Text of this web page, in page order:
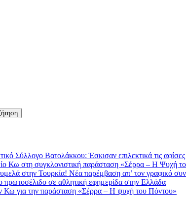
Σύλλογο Βατολάκκου: Έσκισαν επιλεκτικά τις
Κω στη συγκλονιστική παράσταση «Σέρρα – Η Ψυχή
στην Τουρκία! Νέα παρέμβαση απ’ τον γραφικό
πρωτοσέλιδο σε αθλητική εφημερίδα στην Ελλάδα
για την παράσταση «Σέρρα – Η ψυχή του Πόντου»